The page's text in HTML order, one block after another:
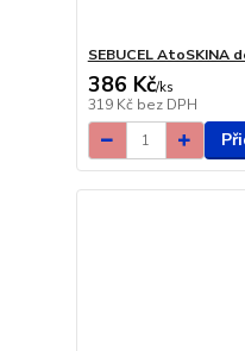
SEBUCEL AtoSKINA
386 Kč/ks
319 Kč bez DPH